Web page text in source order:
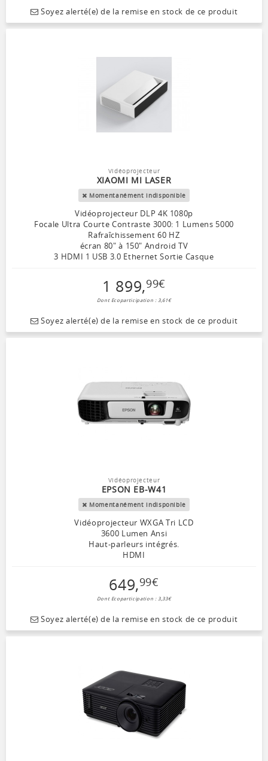
Soyez alerté(e) de la remise en stock de ce produit
Vidéoprojecteur
XIAOMI MI LASER
Momentanément indisponible
Vidéoprojecteur DLP 4K 1080p
Focale Ultra Courte Contraste 3000: 1 Lumens 5000
Rafraîchissement 60 HZ
écran 80" à 150" Android TV
3 HDMI 1 USB 3.0 Ethernet Sortie Casque
1 899,99€
Dont Ecoparticipation : 3,61€
Soyez alerté(e) de la remise en stock de ce produit
Vidéoprojecteur
EPSON EB-W41
Momentanément indisponible
Vidéoprojecteur WXGA Tri LCD
3600 Lumen Ansi
Haut-parleurs intégrés.
HDMI
649,99€
Dont Ecoparticipation : 3,33€
Soyez alerté(e) de la remise en stock de ce produit